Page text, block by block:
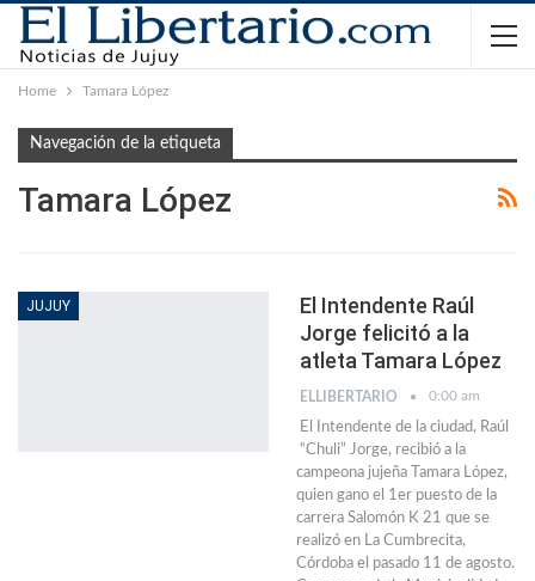
Home Tamara López
Navegación de la etiqueta
Tamara López
JUJUY
El Intendente Raúl
Jorge felicitó a la
atleta Tamara López
ELLIBERTARIO 0:00 am
El Intendente de la ciudad, Raúl
“Chuli” Jorge, recibió a la
campeona jujeña Tamara López,
quien gano el 1er puesto de la
carrera Salomón K 21 que se
realizó en La Cumbrecita,
Córdoba el pasado 11 de agosto.